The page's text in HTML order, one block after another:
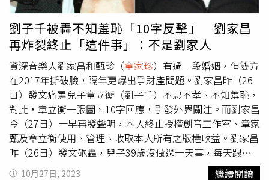
子也是父母生的孩子。看到女孩子的眼淚，我心痛如絞，和
無限的歉意。這一生我捧紅了不少演員和歌手，一首〈唸
你〉讓劉子千家喻戶曉。開始一些負評，劉子千上了一些通
告慢慢扭轉回正面。他有了巨星的架式，前途無量。
怕劉子千紅了會跑掉，切除所有參與唸你的工作人員，她自
己來掌控。看看同時出道的蕭敬騰，不但個人成功，團隊也
跟著過好日子。劉子千的團隊，成功後都失業了。之後章家
珍，掌控了他十年。蹲在家裡一步也邁不去。他們也出過
片，拍過戲。都無聲無息，血本無歸。專業人的事，不是用
錢就能得逞的。等待了27年，望子成龍的夢，徹底破碎。做
父親的，看不下去說他兩句，他握著拳頭要打人的架式，令
人心寒。我不是怕挨打，是怕上了新聞。臉就丟盡了。他的
間，以「最低稅價格」賣掉，「你敢說你們之間不存在帳外
交易？」甚至2015～2020年賣掉公司6套別墅，錢卻沒有進
到公司帳戶，「這些錢去哪裡了，你敢說出來嗎？」甄珍砲
轟劉家昌假惺惺裝可憐。（圖／翻攝自甄珍臉書）甄珍痛
批，劉家昌口口聲聲說自己是藝術家、說自己是老師，賺錢
給家人用，她反問：「你這些年賺什麼錢了」，因為歌曲版
權早就以高價賣給她，根本拿不到一毛錢。更提到大家都知
道他爛賭如命，為此她幫忙還了很多賭帳，劉家昌卻不知感
恩，還出口污衊，「你配做老師嗎？」甄珍指出，兒子當年
和唱片公司簽約發展良好時，是劉家昌要主導，隨後得寸進
尺，「兒子稍有不從，你就威脅要斷掉兒子音樂路，還發文
痛罵兒子畜生」，現在反過頭來假惺惺，讓她覺得根本不配
劉子千被轟不知羞恥「10字反擊」 劉家昌
再炸裂終止「這件事」：不是劉家人
資深音樂人劉家昌和甄珍（章家珍）有過一段婚姻，但雙方
在2017年撕破臉，隔年更爆出爭財產問題。劉家昌昨（26
日）發文痛罵兒子章立衡（劉子千）不忠不孝、不知羞恥，
對此，章立衡一張圖、10字回應，引發外界關注。而劉家昌
今（27日）一早再發聲明，本人終止授權創音工作室、章家
甄及章立衡使用、管理、收取本人所有之版權收益。劉家昌
昨（26日）發文砲轟，兒子39歲沒做過一天事，每天跟甄
珍找律師研究告他、爭財產，台北、香港、北京，已經換了
10月27日, 2023 繼續閱讀